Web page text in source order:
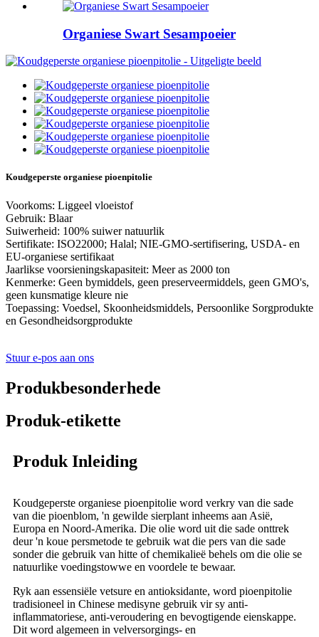
Organiese Swart Sesampoeier
Koudgeperste organiese pioenpitolie
Voorkoms: Liggeel vloeistof
Gebruik: Blaar
Suiwerheid: 100% suiwer natuurlik
Sertifikate: ISO22000; Halal; NIE-GMO-sertifisering, USDA- en
EU-organiese sertifikaat
Jaarlikse voorsieningskapasiteit: Meer as 2000 ton
Kenmerke: Geen bymiddels, geen preserveermiddels, geen GMO's,
geen kunsmatige kleure nie
Toepassing: Voedsel, Skoonheidsmiddels, Persoonlike Sorgprodukte
en Gesondheidsorgprodukte
Stuur e-pos aan ons
Produkbesonderhede
Produk-etikette
Produk Inleiding
Koudgeperste organiese pioenpitolie word verkry van die sade
van die pioenblom, 'n gewilde sierplant inheems aan Asië,
Europa en Noord-Amerika. Die olie word uit die sade onttrek
deur 'n koue persmetode te gebruik wat die pers van die sade
sonder die gebruik van hitte of chemikalieë behels om die olie se
natuurlike voedingstowwe en voordele te bewaar.
Ryk aan essensiële vetsure en antioksidante, word pioenpitolie
tradisioneel in Chinese medisyne gebruik vir sy anti-
inflammatoriese, anti-veroudering en bevogtigende eienskappe.
Dit word algemeen in velversorgings- en